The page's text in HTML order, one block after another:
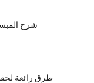
شرح
8 طرق رائعة